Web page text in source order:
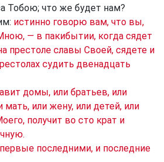
Тобою; что же будет нам?
истинно говорю вам, что вы,
— в пакибытии, когда сядет
престоле славы Своей, сядете и
судить двенадцать
домы, или братьев, или
мать, или жену, или детей, или
получит во сто крат и
последними, и последние